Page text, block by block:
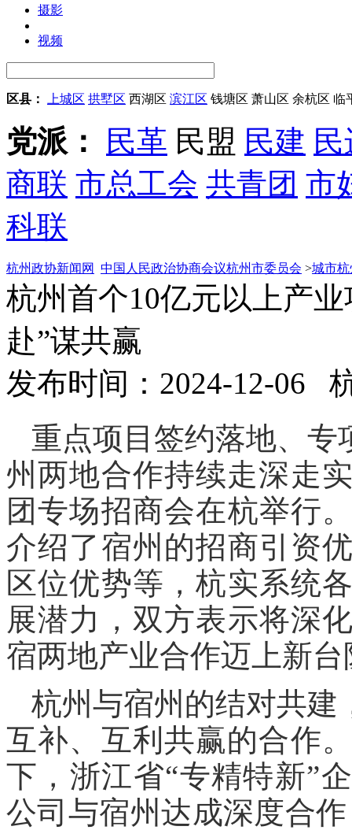
摄影
视频
区县： 上城区 拱墅区 西湖区 滨江区 钱塘区 萧山区 余杭区 临
党派： 民革 民盟 民建
商联 市总工会 共青团 市
科联
杭州政协新闻网 中国人民政治协商会议杭州市委员会 >城市杭
杭州首个10亿元以上产
赴”谋共赢
发布时间：2024-12-06
重点项目签约落地、
州两地合作持续走深走
团专场招商会在杭举行
介绍了宿州的招商引资
区位优势等，杭实系统
展潜力，双方表示将深
宿两地产业合作迈上新台
杭州与宿州的结对共建
互补、互利共赢的合作
下，浙江省“专精特新”
公司与宿州达成深度合